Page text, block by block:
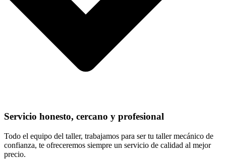
Servicio honesto, cercano y profesional
Todo el equipo del taller, trabajamos para ser tu taller mecánico de
confianza, te ofreceremos siempre un servicio de calidad al mejor
precio.